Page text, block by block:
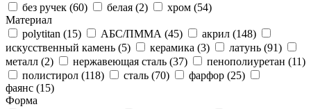
без ручек (60) белая (2) хром (54)
Материал
polytitan (15) АБС/ПММА (45) акрил (148)
искусственный камень (5) керамика (3) латунь (91)
металл (2) нержавеющая сталь (37) пенополиуретан (11)
полистирол (118) сталь (70) фарфор (25)
фаянс (15)
Форма